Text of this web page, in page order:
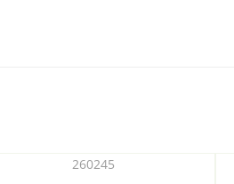
260245